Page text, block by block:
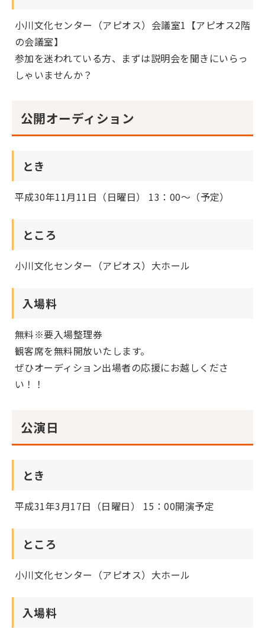
小川文化センター（アピオス）会議室1【アピオス2階
の会議室】
参加を迷われている方、まずは説明会を聞きにいらっ
しゃいませんか？
公開オーディション
とき
平成30年11月11日（日曜日） 13：00～（予定）
ところ
小川文化センター（アピオス）大ホール
入場料
無料※要入場整理券
観客席を無料開放いたします。
ぜひオーディション出場者の応援にお越しくださ
い！！
公演日
とき
平成31年3月17日（日曜日） 15：00開演予定
ところ
小川文化センター（アピオス）大ホール
入場料